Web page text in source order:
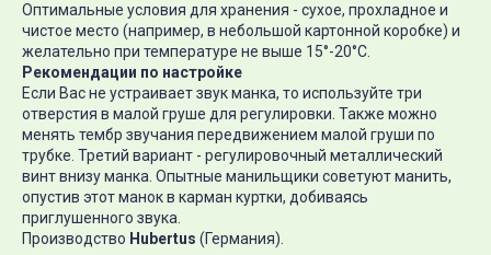
Оптимальные условия для хранения - сухое, прохладное и
чистое место (например, в небольшой картонной коробке) и
желательно при температуре не выше 15°-20°С.
Рекомендации по настройке
Если Вас не устраивает звук манка, то используйте три
отверстия в малой груше для регулировки. Также можно
менять тембр звучания передвижением малой груши по
трубке. Третий вариант - регулировочный металлический
винт внизу манка. Опытные манильщики советуют манить,
опустив этот манок в карман куртки, добиваясь
приглушенного звука.
Производство Hubertus (Германия).